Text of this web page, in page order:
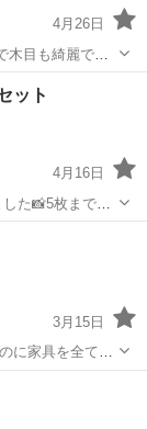
4月26日
木目も綺麗で
ろしが楽で、指
ローテーブルと
ット
4月16日
た📸5枚までし
お待ちしており
一年中活躍し
3月15日
に家具を全て買
す。 大きな目